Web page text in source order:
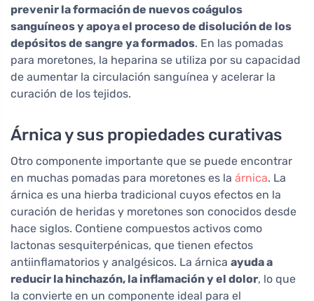
prevenir la formación de nuevos coágulos
sanguíneos y apoya el proceso de disolución de los
depósitos de sangre ya formados. En las pomadas
para moretones, la heparina se utiliza por su capacidad
de aumentar la circulación sanguínea y acelerar la
curación de los tejidos.
Árnica y sus propiedades curativas
Otro componente importante que se puede encontrar
en muchas pomadas para moretones es la árnica. La
árnica es una hierba tradicional cuyos efectos en la
curación de heridas y moretones son conocidos desde
hace siglos. Contiene compuestos activos como
lactonas sesquiterpénicas, que tienen efectos
antiinflamatorios y analgésicos. La árnica ayuda a
reducir la hinchazón, la inflamación y el dolor, lo que
la convierte en un componente ideal para el